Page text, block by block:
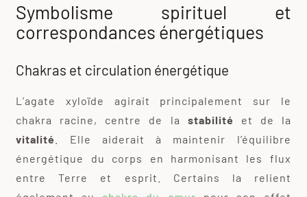
Symbolisme spirituel et
correspondances énergétiques
Chakras et circulation énergétique
L’agate xyloïde agirait principalement sur le
chakra racine, centre de la stabilité et de la
vitalité
. Elle aiderait à maintenir l’équilibre
énergétique du corps en harmonisant les flux
entre Terre et esprit. Certains la relient